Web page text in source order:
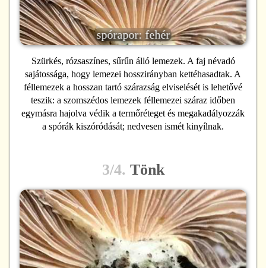
Szürkés, rózsaszínes, sűrűn álló lemezek. A faj névadó
sajátossága, hogy lemezei hosszirányban kettéhasadtak. A
féllemezek a hosszan tartó szárazság elviselését is lehetővé
teszik: a szomszédos lemezek féllemezei száraz időben
egymásra hajolva védik a termőréteget és megakadályozzák
a spórák kiszóródását; nedvesen ismét kinyílnak.
spórapor: fehér
3/4. Tönk